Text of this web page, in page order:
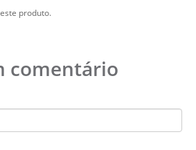
produto.
comentário